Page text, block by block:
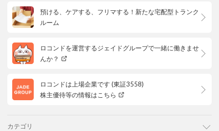
預ける、ケアする、フリマする！新たな宅配型トランク
ルーム
ロコンドを運営するジェイドグループで一緒に働きませ
んか？
ロコンドは上場企業です (東証3558)
株主優待等の情報はこちら
カテゴリ